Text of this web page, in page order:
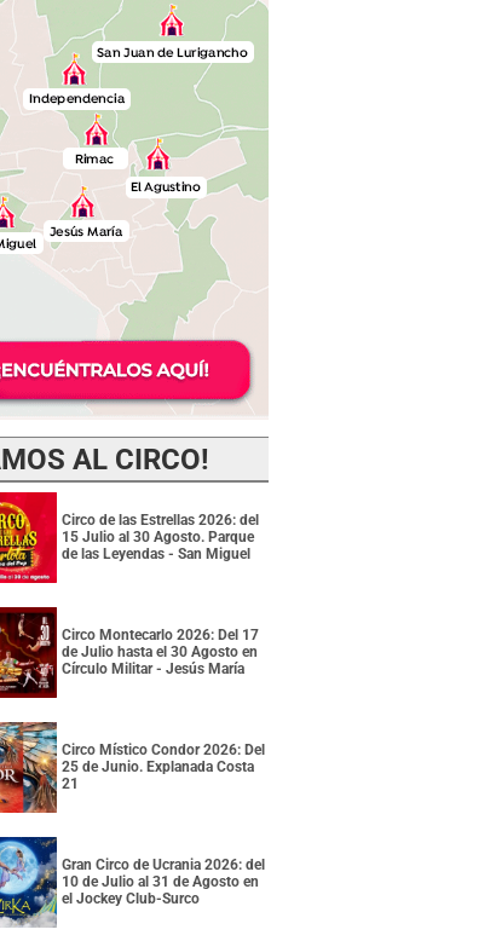
AL CIRCO!
Circo de las Estrellas 2026: del
15 Julio al 30 Agosto. Parque
de las Leyendas - San Miguel
Circo Montecarlo 2026: Del 17
de Julio hasta el 30 Agosto en
Círculo Militar - Jesús María
Circo Místico Condor 2026: Del
25 de Junio. Explanada Costa
21
Gran Circo de Ucrania 2026: del
10 de Julio al 31 de Agosto en
el Jockey Club-Surco